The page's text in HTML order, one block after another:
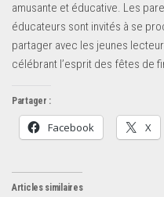
amusante et éducative. Les
éducateurs sont invités à se
partager avec les jeunes
célébrant l’esprit des fêtes de
Partager :
Facebook X
Articles similaires